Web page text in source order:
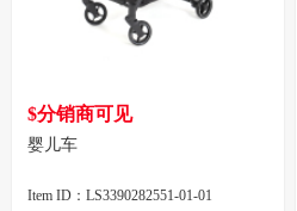
$分销商可见
婴儿车
Item ID：LS3390282551-01-01